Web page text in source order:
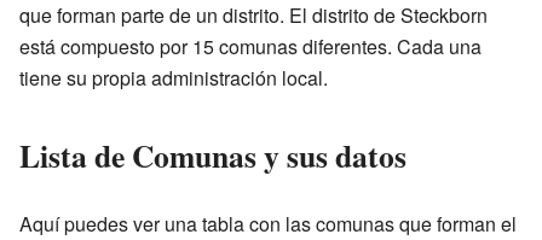
que forman parte de un distrito. El distrito de Steckborn
está compuesto por 15 comunas diferentes. Cada una
tiene su propia administración local.
Lista de Comunas y sus datos
Aquí puedes ver una tabla con las comunas que forman el